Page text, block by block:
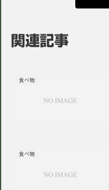
関連記事
食べ物
食べ物